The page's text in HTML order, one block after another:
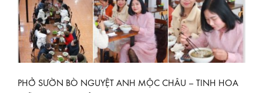
PHỞ SƯỜN BÒ NGUYỆT ANH MỘC CHÂU – TINH HOA